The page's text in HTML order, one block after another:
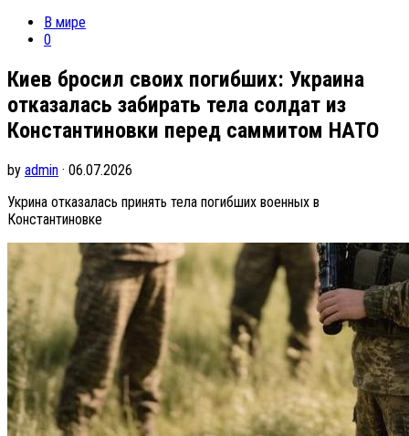
В мире
0
Киев бросил своих погибших: Украина
отказалась забирать тела солдат из
Константиновки перед саммитом НАТО
by admin · 06.07.2026
Укрина отказалась принять тела погибших военных в
Константиновке